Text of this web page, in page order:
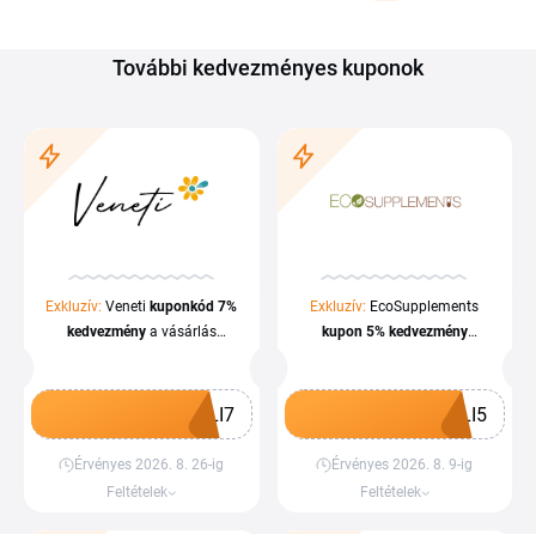
További kedvezményes kuponok
Exkluzív:Veneti kuponkód 7%
kedvezménya vásárlás
Kupon megszerzése
LI7
Érvényes 2026. 8. 26-ig
Feltételek
Exkluzív: EcoSupplements
kupon 5% kedvezmény
Kupon megszerzése
LI5
Érvényes 2026. 8. 9-ig
Feltételek